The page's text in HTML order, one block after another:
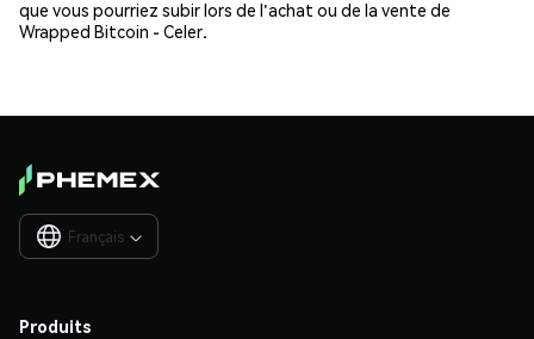
que vous pourriez subir lors de l'achat ou de la vente de
Wrapped Bitcoin - Celer.
Français 
Produits